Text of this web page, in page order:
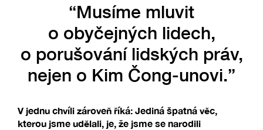
“Musíme mluvit
o obyčejných lidech,
o porušování lidských práv,
nejen o Kim Čong-unovi.”
V jednu chvíli zároveň říká: Jediná špatná věc,
kterou jsme udělali, je, že jsme se narodili